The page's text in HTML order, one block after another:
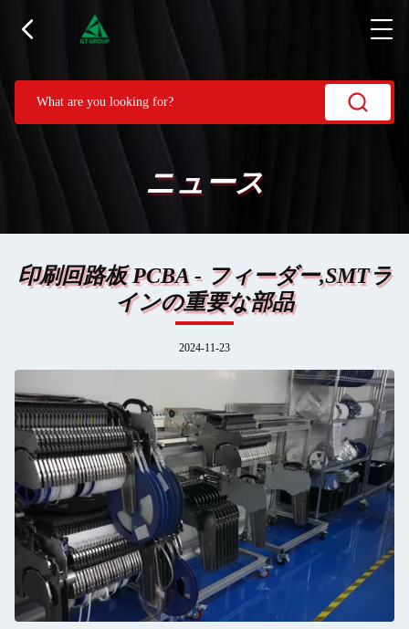
ニュース
印刷回路板 PCBA - フィーダー,SMTラ
インの重要な部品
2024-11-23